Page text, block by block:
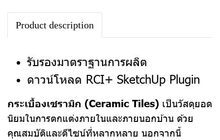
Product description
รับรองมาตราฐานการผลิต
ดาวน์โหลด RCI+ SketchUp Plugin
กระเบื้องเซรามิก (Ceramic Tiles) เป็นวัสดุยอด
นิยมในการตกแต่งภายในและภายนอกบ้าน ด้วย
คุณสมบัติและดีไซน์ที่หลากหลาย นอกจากนี้